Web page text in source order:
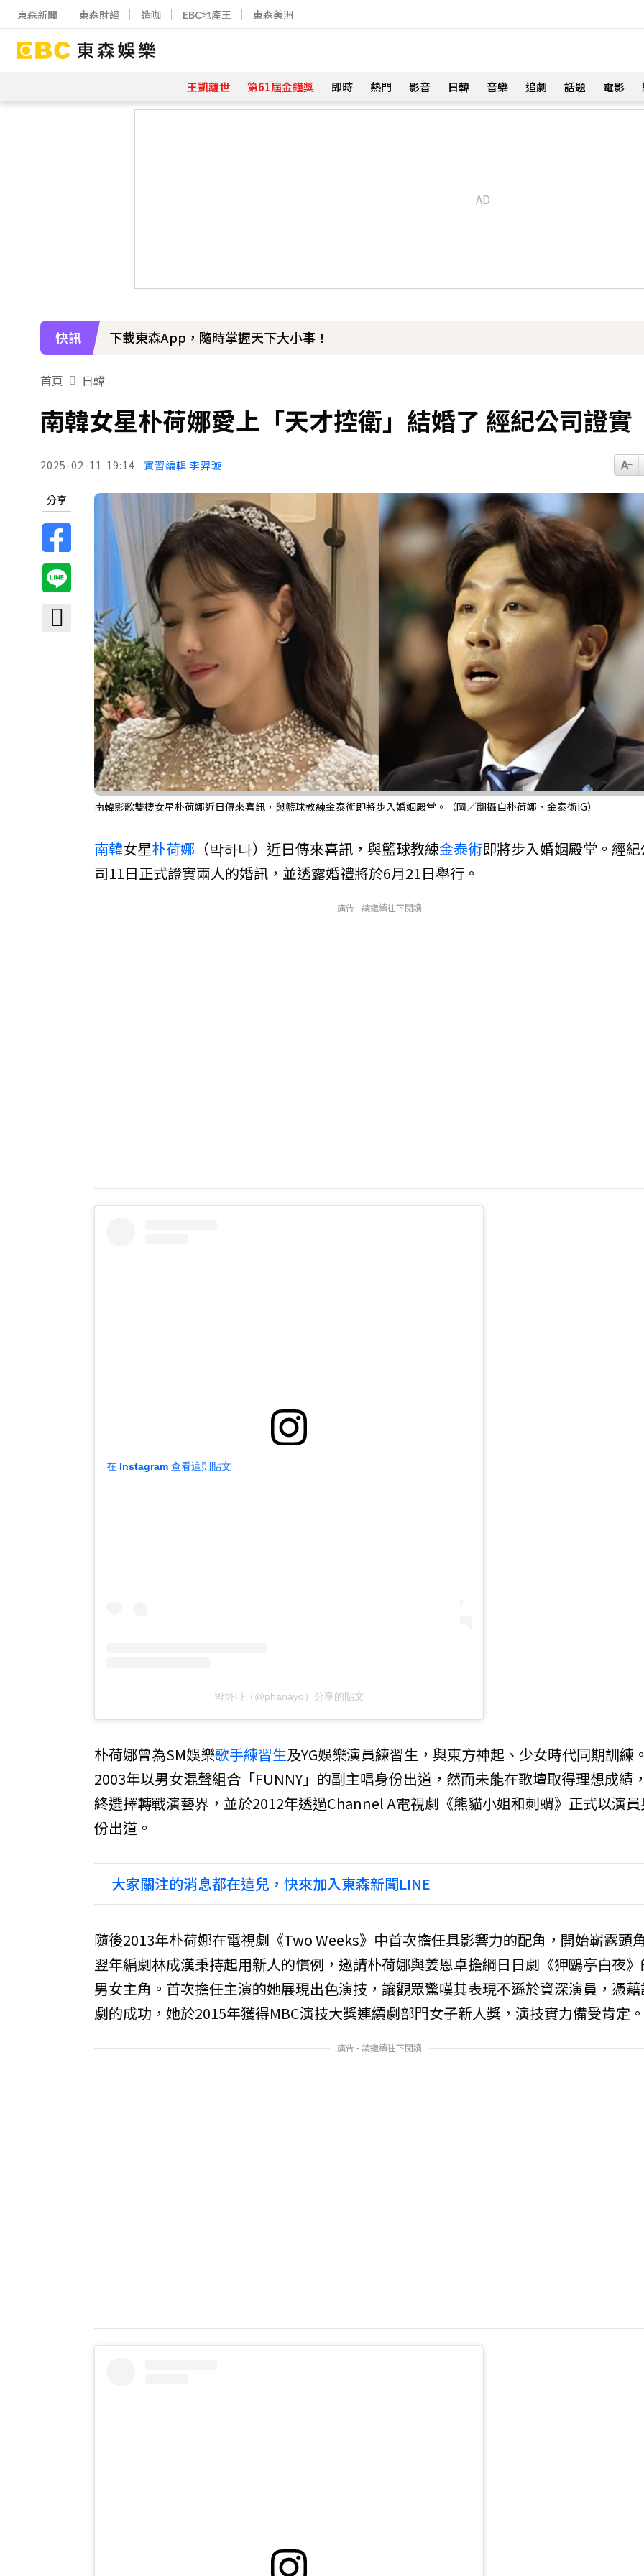
東森新聞 東森財經 造咖 EBC地產王 東森美洲
王凱離世 第61屆金鐘獎 即時 熱門 影音 日韓 音樂 追劇 話題 電影
快訊 下載東森App，隨時掌握天下大小事！
首頁 日韓
南韓女星朴荷娜愛上「天才控衛」結婚了 經紀公司證實
2025-02-11 19:14 實習編輯 李羿璇
分享
南韓影歌雙棲女星朴荷娜近日傳來喜訊，與籃球教練金泰術即將步入婚姻殿堂。（圖／翻攝自朴荷娜、金泰術IG）
南韓女星朴荷娜 （박하나）近日傳來喜訊，與籃球教練金泰術即將步入婚姻殿堂。經
司11日正式證實兩人的婚訊，並透露婚禮將於6月21日舉行。
廣告 - 請繼續往下閱讀
在 Instagram 查看這則貼文
박하나（@phanayo）分享的貼文
朴荷娜曾為SM娛樂歌手練習生及YG娛樂演員練習生，與東方神起、少女時代同期訓練
2003年以男女混聲組合「FUNNY」的副主唱身份出道，然而未能在歌壇取得理想成績
終選擇轉戰演藝界，並於2012年透過Channel A電視劇《熊貓小姐和刺蝟》正式以演
份出道。
大家關注的消息都在這兒，快來加入東森新聞LINE
隨後2013年朴荷娜在電視劇《Two Weeks》中首次擔任具影響力的配角，開始嶄露頭
翌年編劇林成漢秉持起用新人的慣例，邀請朴荷娜與姜恩卓擔綱日日劇《狎鷗亭白夜
男女主角。首次擔任主演的她展現出色演技，讓觀眾驚嘆其表現不遜於資深演員，憑
劇的成功，她於2015年獲得MBC演技大獎連續劇部門女子新人獎，演技實力備受肯定。
廣告 - 請繼續往下閱讀